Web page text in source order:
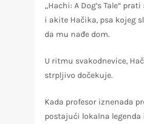
„Hachi: A Dog’s Tale“
i akite Hačika, psa kojeg
da mu nađe dom.
U ritmu svakodnevice,
strpljivo dočekuje.
Kada profesor iznenada
postajući lokalna